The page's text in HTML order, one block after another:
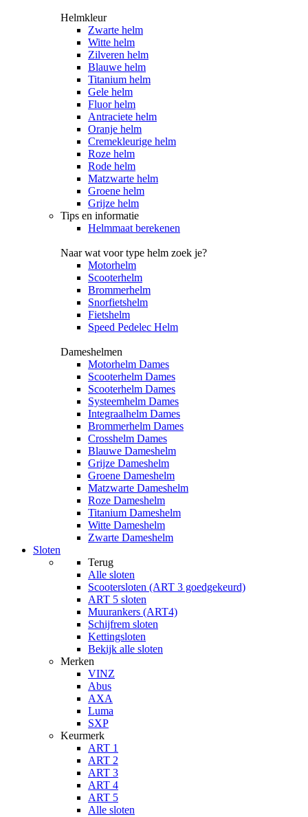
Helmkleur
Zwarte helm
Witte helm
Zilveren helm
Blauwe helm
Titanium helm
Gele helm
Fluor helm
Antraciete helm
Oranje helm
Cremekleurige helm
Roze helm
Rode helm
Matzwarte helm
Groene helm
Grijze helm
Tips en informatie
Helmmaat berekenen
Naar wat voor type helm zoek je?
Motorhelm
Scooterhelm
Brommerhelm
Snorfietshelm
Fietshelm
Speed Pedelec Helm
Dameshelmen
Motorhelm Dames
Scooterhelm Dames
Scooterhelm Dames
Systeemhelm Dames
Integraalhelm Dames
Brommerhelm Dames
Crosshelm Dames
Blauwe Dameshelm
Grijze Dameshelm
Groene Dameshelm
Matzwarte Dameshelm
Roze Dameshelm
Titanium Dameshelm
Witte Dameshelm
Zwarte Dameshelm
Sloten
Terug
Alle sloten
Scootersloten (ART 3 goedgekeurd)
ART 5 sloten
Muurankers (ART4)
Schijfrem sloten
Kettingsloten
Bekijk alle sloten
Merken
VINZ
Abus
AXA
Luma
SXP
Keurmerk
ART 1
ART 2
ART 3
ART 4
ART 5
Alle sloten